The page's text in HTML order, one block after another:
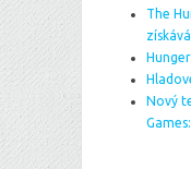
The
Nový